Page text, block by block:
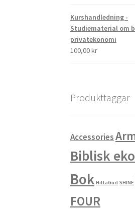
Kurshandledning -
Studiematerial om
privatekonomi
100,00kr
Produkttaggar
Accessories
Biblisk
Bok HittaGud SHINE
FOUR